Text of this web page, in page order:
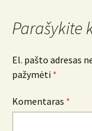
Parašykite
El. pašto adresas
pažymėti *
Komentaras *